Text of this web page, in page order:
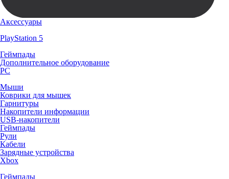
Аксессуары
PlayStation 5
Геймпады
Дополнительное оборудование
PC
Мыши
Коврики для мышек
Гарнитуры
Накопители информации
USB-накопители
Геймпады
Рули
Кабели
Зарядные устройства
Xbox
Геймпады